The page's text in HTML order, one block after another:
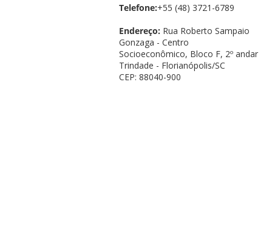
Telefone:+55 (48) 3721-6789
Endereço: Rua Roberto Sampaio
Gonzaga - Centro
Socioeconômico, Bloco F, 2º andar
Trindade - Florianópolis/SC
CEP: 88040-900